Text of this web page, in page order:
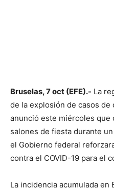
Bruselas, 7 oct (EFE).- La
de la explosión de casos de
anunció este miércoles que
salones de fiesta durante
el Gobierno federal
contra el COVID-19 para el
La incidencia acumulada